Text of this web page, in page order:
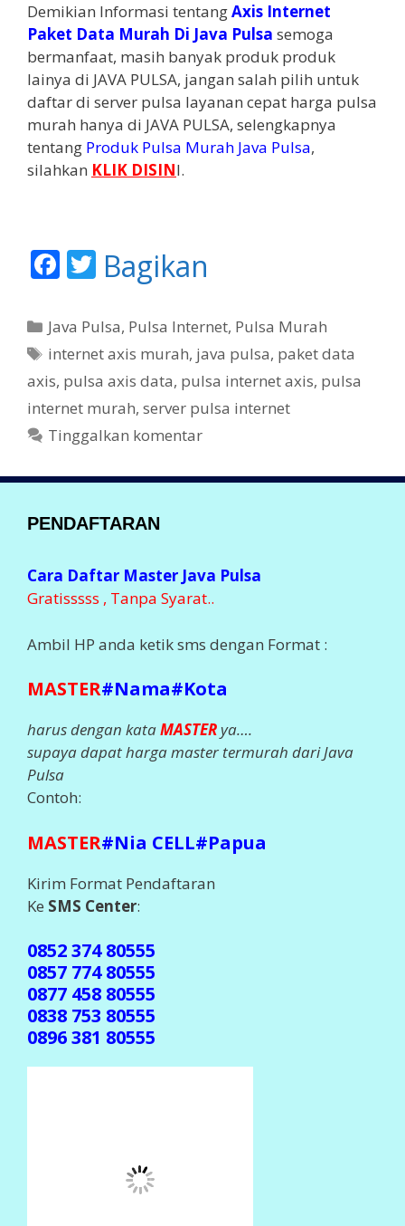
Demikian Informasi tentangAxis Internet
Paket Data Murah Di Java Pulsa semoga
bermanfaat, masih banyak produk produk
lainya di JAVA PULSA, jangan salah pilih untuk
daftar di server pulsa layanan cepat harga pulsa
murah hanya di JAVA PULSA, selengkapnya
tentang Produk Pulsa Murah Java Pulsa,
silahkan KLIK DISINI.
F
e
b
o
o
k
T
itt
er
Bagikan
K
a
e
g
o
i
Java Pulsa, Pulsa Internet, Pulsa Murah
T
a
internet axis murah, java pulsa, paket data
axis, pulsa axis data, pulsa internet axis, pulsa
internet murah, server pulsa internet
Tinggalkan komentar
PENDAFTARAN
Cara Daftar Master Java Pulsa
Gratisssss , Tanpa Syarat..
Ambil HP anda ketik sms dengan Format :
MASTER#Nama#Kota
harus dengan kataMASTER ya….
supaya dapat harga master termurah dari Java
Pulsa
Contoh:
MASTER#Nia CELL#Papua
Kirim Format Pendaftaran
Ke SMS Center:
0852 374 80555
0857 774 80555
0877 458 80555
0838 753 80555
0896 381 80555
(Jika gak ada balasan, mohon dikirim ulang ke